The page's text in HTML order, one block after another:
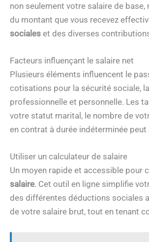
non seulement votre salaire de
du montant que vous recevez
sociales et des diverses
Facteurs influençant le salaire net
Plusieurs éléments influencent le
cotisations pour la sécurité sociale,
professionnelle et personnelle. Les
votre statut marital, le nombre de
en contrat à durée indéterminée
Utiliser un calculateur de salaire
Un moyen rapide et accessible pour
salaire. Cet outil en ligne simplifie
des différentes déductions sociales
de votre salaire brut, tout en tenant